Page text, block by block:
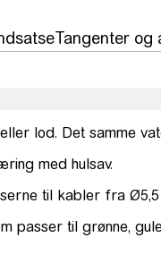
Tangenter
lod. Det samme
med hulsav.
til kabler fra
til grønne,